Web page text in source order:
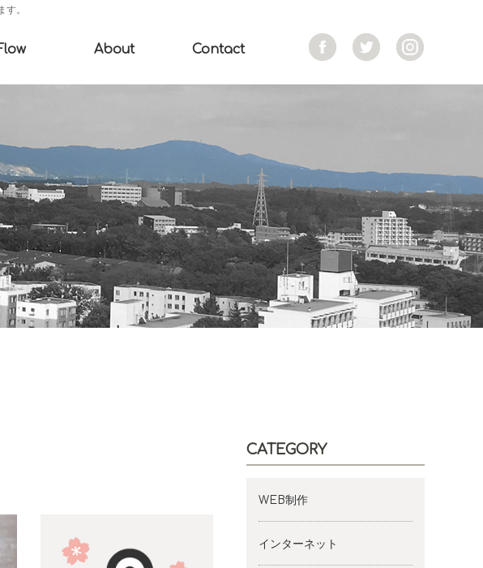
。
About Contact
CATEGORY
WEB制作
インターネット